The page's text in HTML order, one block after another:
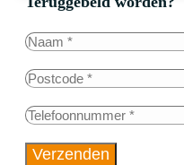
Verzenden